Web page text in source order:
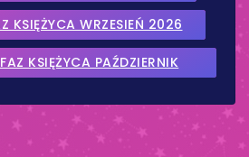
KSIĘŻYCA WRZESIEŃ 2026
KSIĘŻYCA PAŹDZIERNIK